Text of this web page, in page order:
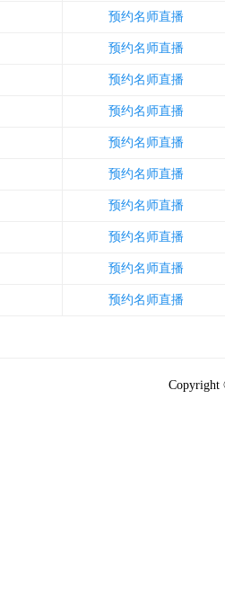
预约名师直播
预约名师直播
预约名师直播
预约名师直播
预约名师直播
预约名师直播
预约名师直播
预约名师直播
预约名师直播
预约名师直播
Copyright